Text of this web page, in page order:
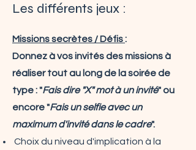
Les différents jeux :
Missions secrètes / Défis:
Donnez à vos invités des missions à
réaliser tout au long de la soiréede
type : "Fais dire "X" mot à un invité" ou
encore "Fais un selfie avec un
maximum d'invité dans le cadre". ​
Choix du niveau d'implication à la